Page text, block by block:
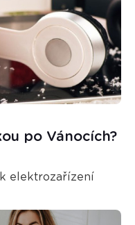
po Vánocích?
elektrozařízení